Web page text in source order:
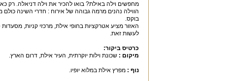
מחפשים וילה באילת? בואו להכיר את וילה דניאלה. רק
הווילה נהנים מרמה גבוהה של אירוח : חדרי השינה
בוקס.
האזור מציע אטרקציות בחופי אילת, מרכזי קניות,
לעשות זאת.
כרטיס ביקור:
מיקום : שכונת וילות יוקרתית, העיר אילת, דרום הארץ.
נוף : מפרץ אילת במלוא יופיו.